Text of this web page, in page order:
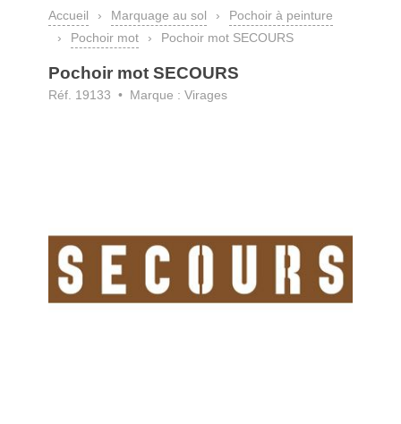
Accueil › Marquage au sol ›
Pochoir à peinture
›
Pochoir mot › Pochoir mot SECOURS
Pochoir mot SECOURS
Réf. 19133 • Marque : Virages